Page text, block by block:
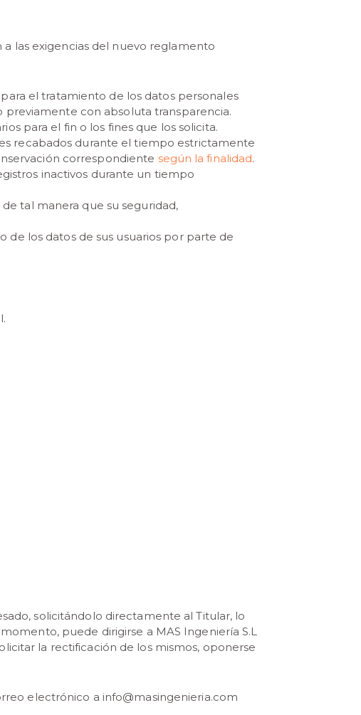
a las exigencias del nuevo reglamento
el tratamiento de los datos personales
previamente con absoluta transparencia.
para el fin o los fines que los solicita.
recabados durante el tiempo estrictamente
correspondiente según la finalidad.
inactivos durante un tiempo
tal manera que su seguridad,
de los datos de sus usuarios por parte de
solicitándolo directamente al Titular, lo
puede dirigirse a MAS Ingeniería S.L
la rectificación de los mismos, oponerse
electrónico a info@masingenieria.com